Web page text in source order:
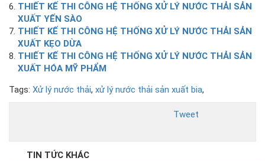
THIẾT KẾ THI CÔNG HỆ THỐNG XỬ LÝ NƯỚC THẢI SẢN
XUẤT YẾN SÀO
THIẾT KẾ THI CÔNG HỆ THỐNG XỬ LÝ NƯỚC THẢI SẢN
XUẤT KẸO DỪA
THIẾT KẾ THI CÔNG HỆ THỐNG XỬ LÝ NƯỚC THẢI SẢN
XUẤT HÓA MỸ PHẨM
Tags: Xử lý nước thải, xử lý nước thải sản xuất bia,
Tweet
TIN TỨC KHÁC